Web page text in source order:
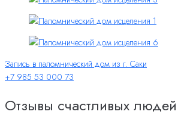
Запись в паломнический дом из г. Саки
+7 985 53 000 73
Отзывы счастливых людей